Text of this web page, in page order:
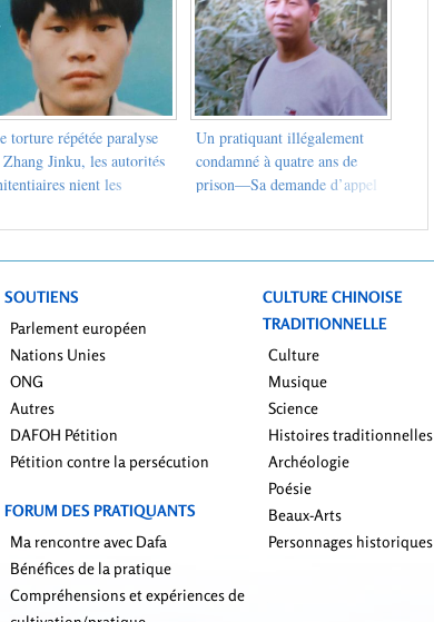
torture répétée paralyse
Jinku, les autorités
nient les
la famille
Un pratiquant illégalement
condamné à quatre ans de
prison—Sa demande d’appel
SOUTIENS
Parlement européen
Nations Unies
ONG
Autres
DAFOH Pétition
Pétition contre la persécution
FORUM DES PRATIQUANTS
Ma rencontre avec Dafa
Bénéfices de la pratique
Compréhensions et expériences de
CULTURE CHINOISE
TRADITIONNELLE
Culture
Musique
Science
Histoires traditionnelles
Archéologie
Poésie
Beaux-Arts
Personnages historiques